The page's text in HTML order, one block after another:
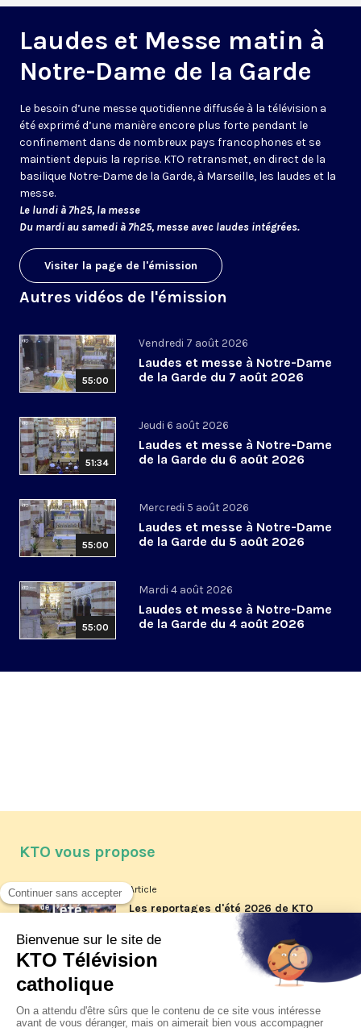
Laudes et Messe matin à
Notre-Dame de la Garde
Le besoin d’une messe quotidienne diffusée à la télévision a
été exprimé d’une manière encore plus forte pendant le
confinement dans de nombreux pays francophones et se
maintient depuis la reprise. KTO retransmet, en direct de la
basilique Notre-Dame de la Garde, à Marseille, les laudes et la
messe.
Le lundi à 7h25, la messe
Du mardi au samedi à 7h25, messe avec laudes intégrées.
Visiter la page de l'émission
Autres vidéos de l'émission
55:00
Vendredi 7 août 2026
Laudes et messe à Notre-Dame
de la Garde du 7 août 2026
51:34
Jeudi 6 août 2026
Laudes et messe à Notre-Dame
de la Garde du 6 août 2026
55:00
Mercredi 5 août 2026
Laudes et messe à Notre-Dame
de la Garde du 5 août 2026
55:00
Mardi 4 août 2026
Laudes et messe à Notre-Dame
de la Garde du 4 août 2026
KTO vous propose
Article
Les reportages d'été 2026 de KTO
Article
La visite pastorale du pape Léon
jeudi 6 août